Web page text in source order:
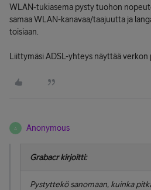
WLAN-tukiasema pysty tuohon
samaa WLAN-kanavaa/taajuutta ja
toisiaan.
Liittymäsi ADSL-yhteys näyttää
A Anonymous
Grabacr kirjoitti:
Pystyttekö sanomaan, kuinka